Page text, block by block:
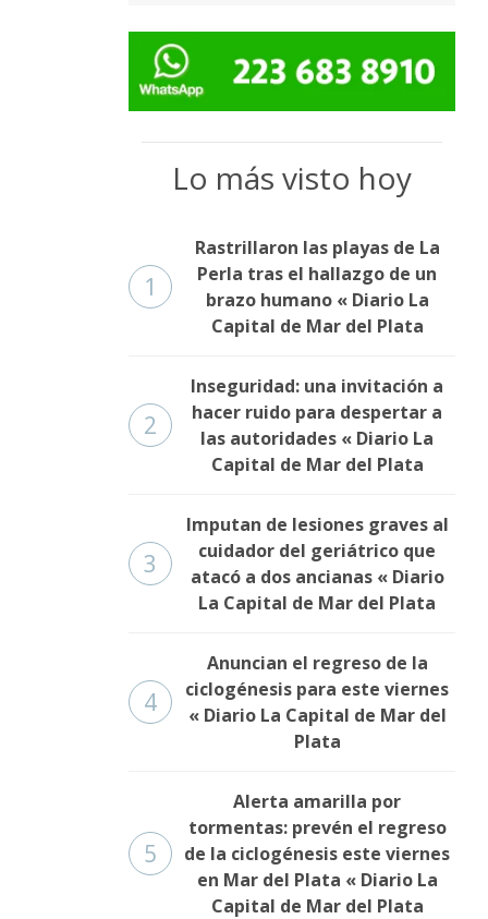
Lo más visto hoy
1
Rastrillaron las playas de La
Perla tras el hallazgo de un
brazo humano « Diario La
Capital de Mar del Plata
2
Inseguridad: una invitación a
hacer ruido para despertar a
las autoridades « Diario La
Capital de Mar del Plata
3
Imputan de lesiones graves al
cuidador del geriátrico que
atacó a dos ancianas « Diario
La Capital de Mar del Plata
4
Anuncian el regreso de la
ciclogénesis para este viernes
« Diario La Capital de Mar del
Plata
5
Alerta amarilla por
tormentas: prevén el regreso
de la ciclogénesis este viernes
en Mar del Plata « Diario La
Capital de Mar del Plata